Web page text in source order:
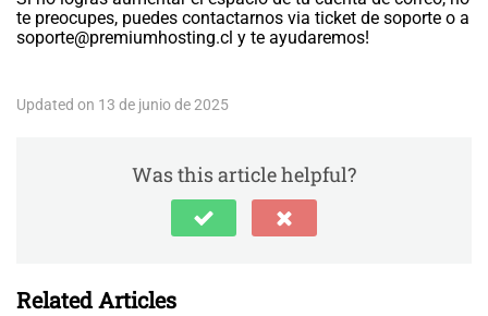
te preocupes, puedes contactarnos via ticket de soporte o a
soporte@premiumhosting.cl y te ayudaremos!
Updated on 13 de junio de 2025
Was this article helpful?
Related Articles